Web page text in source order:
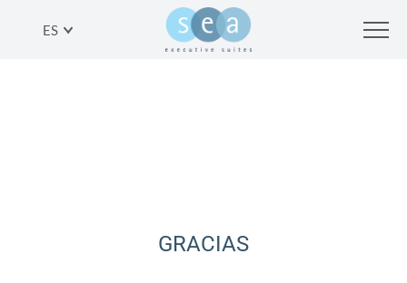
ES
GRACIAS